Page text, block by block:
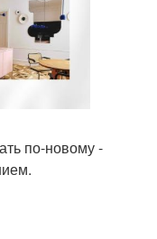
по-новому -